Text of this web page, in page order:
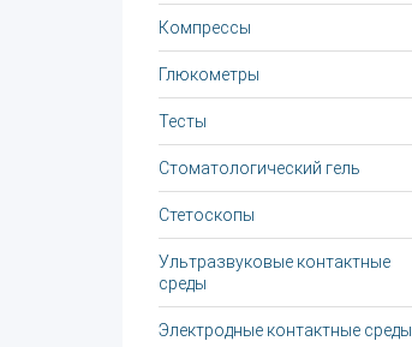
Компрессы
Глюкометры
Тесты
Стоматологический гель
Стетоскопы
Ультразвуковые контактные
среды
Электродные контактные среды